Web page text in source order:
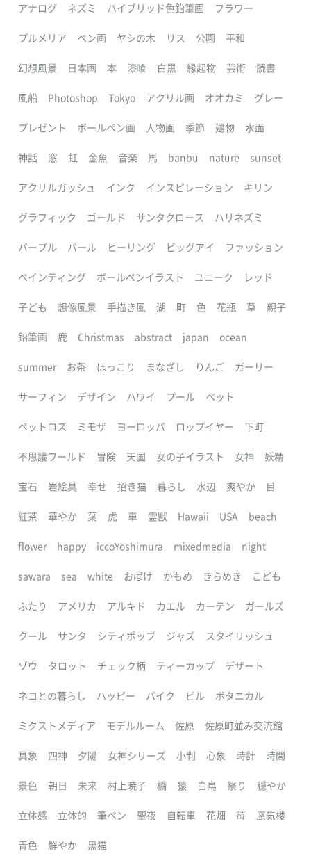
アナログ ネズミ ハイブリッド色鉛筆画 フラワー
プルメリア ペン画 ヤシの木 リス 公園 平和
幻想風景 日本画 本 漆喰 白黒 縁起物 芸術 読書
風船 Photoshop Tokyo アクリル画 オオカミ グレー
プレゼント ボールペン画 人物画 季節 建物 水面
神話 窓 虹 金魚 音楽 馬 banbu nature sunset
アクリルガッシュ インク インスピレーション キリン
グラフィック ゴールド サンタクロース ハリネズミ
パープル パール ヒーリング ビッグアイ ファッション
ペインティング ボールペンイラスト ユニーク レッド
子ども 想像風景 手描き風 湖 町 色 花瓶 草 親子
鉛筆画 鹿 Christmas abstract japan ocean
summer お茶 ほっこり まなざし りんご ガーリー
サーフィン デザイン ハワイ プール ペット
ペットロス ミモザ ヨーロッパ ロップイヤー 下町
不思議ワールド 冒険 天国 女の子イラスト 女神 妖精
宝石 岩絵具 幸せ 招き猫 暮らし 水辺 爽やか 目
紅茶 華やか 葉 虎 車 霊獣 Hawaii USA beach
flower happy iccoYoshimura mixedmedia night
sawara sea white おばけ かもめ きらめき こども
ふたり アメリカ アルキド カエル カーテン ガールズ
クール サンタ シティポップ ジャズ スタイリッシュ
ゾウ タロット チェック柄 ティーカップ デザート
ネコとの暮らし ハッピー バイク ビル ボタニカル
ミクストメディア モデルルーム 佐原 佐原町並み交流館
具象 四神 夕陽 女神シリーズ 小判 心象 時計 時間
景色 朝日 未来 村上暁子 橋 猿 白鳥 祭り 穏やか
立体感 立体的 筆ペン 聖夜 自転車 花畑 苺 蜃気楼
青色 鮮やか 黒猫